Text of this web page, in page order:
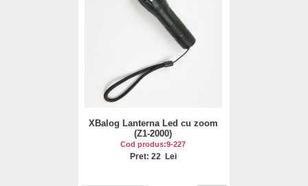
XBalog Lanterna Led cu zoom
(Z1-2000)
Cod produs:9-227
Pret: 22 Lei